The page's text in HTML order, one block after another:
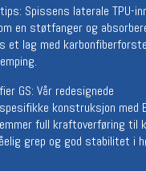
Spissens laterale TPU-
en støtfanger og
et lag med
GS: Vår redesignede
konstruksjon med
full kraftoverføring til
grep og god stabilitet i
time må du logge inn i
og trykke på den nederste